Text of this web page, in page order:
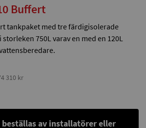
Buffert
tankpaket med tre färdigisolerade
750L varav en med en 120L
310 kr
beställas av installatörer eller